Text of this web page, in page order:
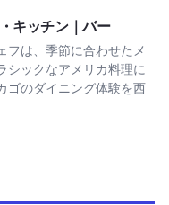
キッチン｜バー
フは、季節に合わせたメ
シックなアメリカ料理に
ゴのダイニング体験を西
｜バーを見る